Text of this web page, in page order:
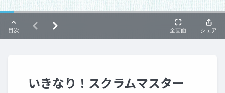
いきなり！スクラムマスター